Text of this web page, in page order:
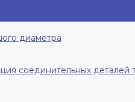
диаметра
соединительных деталей